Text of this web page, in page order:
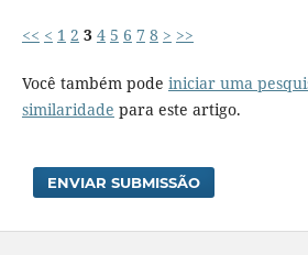
<< < 1 2 3 4 5 6 7 8 > >>
Você também pode iniciar uma
similaridade para este artigo.
ENVIAR SUBMISSÃO